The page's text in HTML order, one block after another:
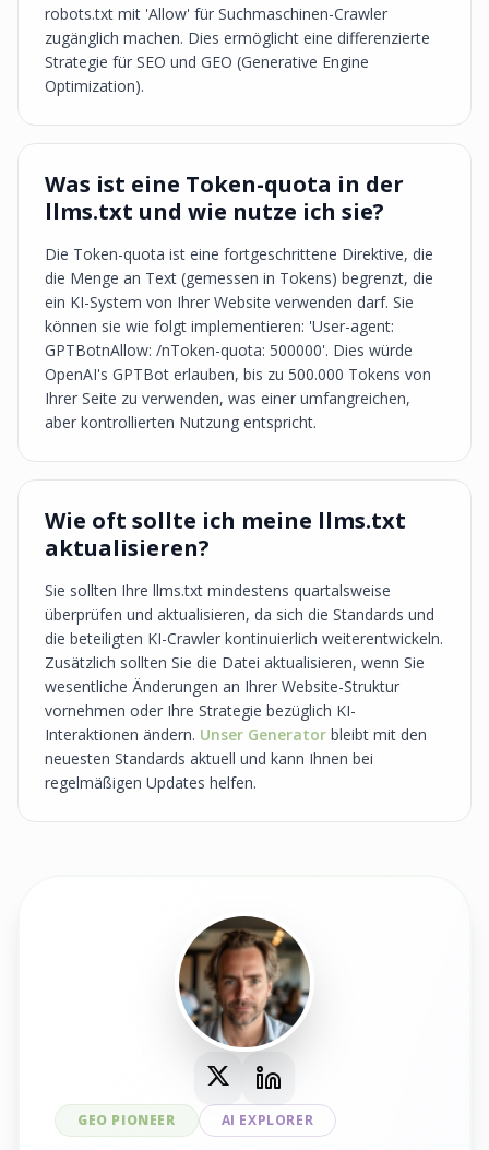
robots.txt mit 'Allow' für Suchmaschinen-Crawler
zugänglich machen. Dies ermöglicht eine differenzierte
Strategie für SEO und GEO (Generative Engine
Optimization).
Was ist eine Token-quota in der
llms.txt und wie nutze ich sie?
Die Token-quota ist eine fortgeschrittene Direktive, die
die Menge an Text (gemessen in Tokens) begrenzt, die
ein KI-System von Ihrer Website verwenden darf. Sie
können sie wie folgt implementieren: 'User-agent:
GPTBotnAllow: /nToken-quota: 500000'. Dies würde
OpenAI's GPTBot erlauben, bis zu 500.000 Tokens von
Ihrer Seite zu verwenden, was einer umfangreichen,
aber kontrollierten Nutzung entspricht.
Wie oft sollte ich meine llms.txt
aktualisieren?
Sie sollten Ihre llms.txt mindestens quartalsweise
überprüfen und aktualisieren, da sich die Standards und
die beteiligten KI-Crawler kontinuierlich weiterentwickeln.
Zusätzlich sollten Sie die Datei aktualisieren, wenn Sie
wesentliche Änderungen an Ihrer Website-Struktur
vornehmen oder Ihre Strategie bezüglich KI-
Interaktionen ändern. Unser Generator bleibt mit den
neuesten Standards aktuell und kann Ihnen bei
regelmäßigen Updates helfen.
GEO PIONEER AI EXPLORER